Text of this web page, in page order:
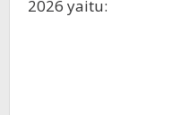
2026 yaitu: